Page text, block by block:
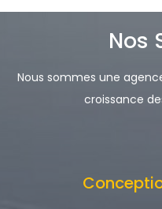
Nos
Nous sommes une
croissance